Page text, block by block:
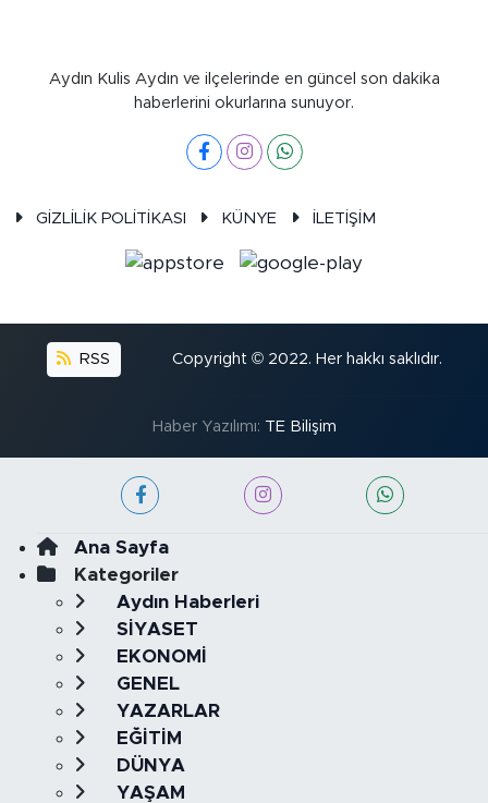
Aydın Kulis Aydın ve ilçelerinde en güncel son dakika
haberlerini okurlarına sunuyor.
GİZLİLİK POLİTİKASI KÜNYE İLETİŞİM
RSS Copyright © 2022. Her hakkı saklıdır.
Haber Yazılımı: TE Bilişim
Ana Sayfa
Kategoriler
Aydın Haberleri
SİYASET
EKONOMİ
GENEL
YAZARLAR
EĞİTİM
DÜNYA
YAŞAM